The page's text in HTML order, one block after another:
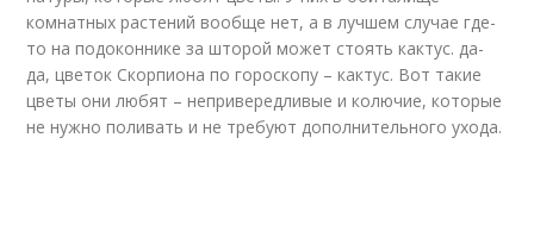
комнатных растений вообще нет, а в лучшем случае где-
то на подоконнике за шторой может стоять кактус. да-
да, цветок Скорпиона по гороскопу – кактус. Вот такие
цветы они любят – непривередливые и колючие, которые
не нужно поливать и не требуют дополнительного ухода.